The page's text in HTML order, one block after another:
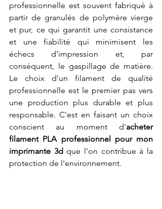
professionnelle est souvent fabriqué à
partir de granulés de polymère vierge
et pur, ce qui garantit une consistance
et une fiabilité qui minimisent les
échecs d'impression et, par
conséquent, le gaspillage de matière.
Le choix d'un filament de qualité
professionnelle est le premier pas vers
une production plus durable et plus
responsable. C'est en faisant un choix
conscient au moment d'acheter
filament PLA professionnel pour mon
imprimante 3d que l'on contribue à la
protection de l'environnement.